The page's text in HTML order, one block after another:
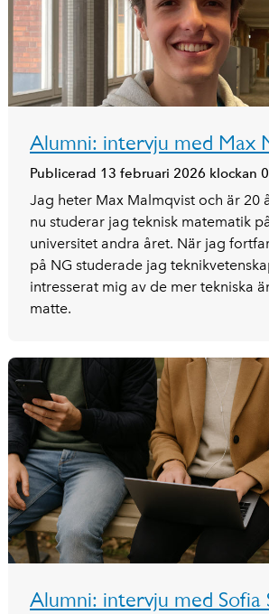
Alumni: intervju med Max
Publicerad 13 februari 2026 klockan
Jag heter Max Malmqvist och är 20
nu studerar jag teknisk matematik
universitet andra året. När jag
på NG studerade jag
intresserat mig av de mer tekniska
matte.
Alumni: intervju med Sofia